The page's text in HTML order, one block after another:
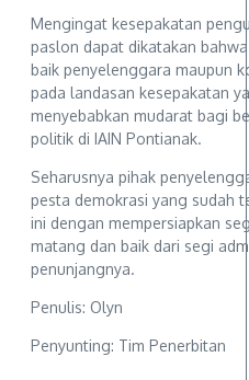
Mengingat kesepakatan
paslon dapat dikatakan
baik penyelenggara maupun
pada landasan kesepakatan
menyebabkan mudarat bagi
politik di IAIN Pontianak.
Seharusnya pihak
pesta demokrasi yang sudah
ini dengan mempersiapkan
matang dan baik dari segi
penunjangnya.
Penulis: Olyn
Penyunting: Tim Penerbitan